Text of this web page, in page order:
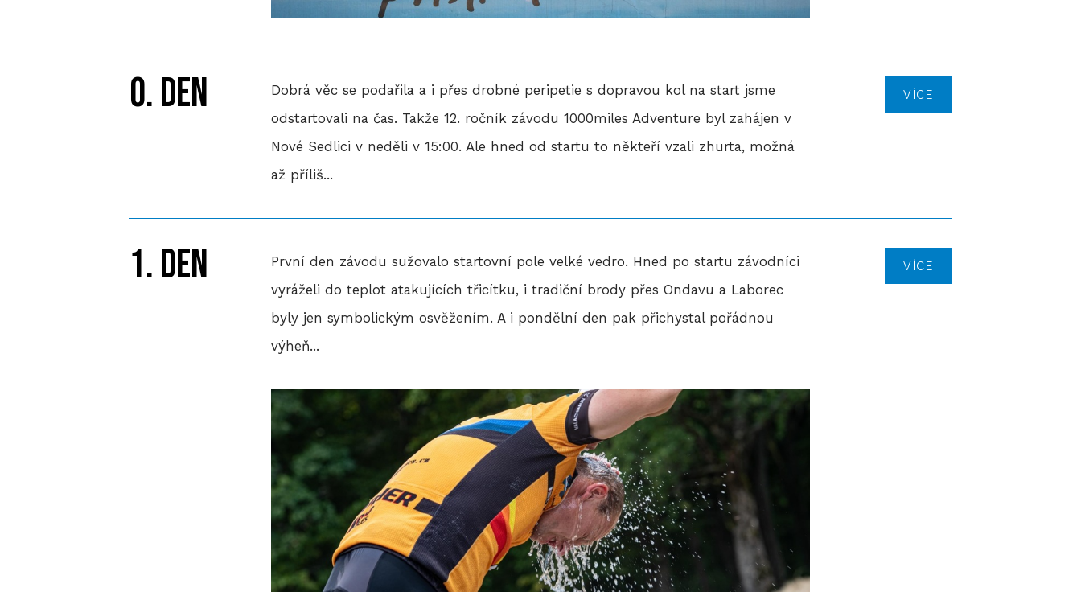
0. den
Dobrá věc se podařila a i přes drobné peripetie s dopravou kol na start jsme
odstartovali na čas. Takže 12. ročník závodu 1000miles Adventure byl zahájen v
Nové Sedlici v neděli v 15:00. Ale hned od startu to někteří vzali zhurta, možná
až příliš...
VÍCE
1. den
První den závodu sužovalo startovní pole velké vedro. Hned po startu závodníci
vyráželi do teplot atakujících třicítku, i tradiční brody přes Ondavu a Laborec
byly jen symbolickým osvěžením. A i pondělní den pak přichystal pořádnou
výheň...
VÍCE